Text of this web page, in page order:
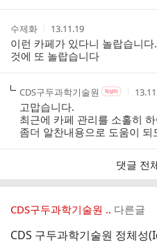
작
성
자
수제화
작
성
시
간
13.11.19
이런 카페가 있다니 놀랍습니
것에 또 놀랍습니다
작
성
자
CDS구두과학기술원 작
자
본
인
여
작
작
시
간
고맙습니다.
최근에 카페 관리를 소홀히
좀더 알찬내용으로 도움이 되
댓글 전
CDS구두과학기술원 .. 다른글
CDS 구두과학기술원 정체성